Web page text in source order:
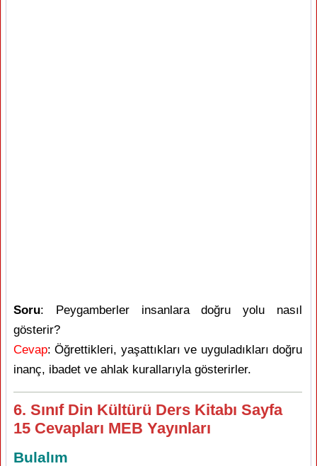
Soru: Peygamberler insanlara doğru yolu nasıl
gösterir?
Cevap: Öğrettikleri, yaşattıkları ve uyguladıkları doğru
inanç, ibadet ve ahlak kurallarıyla gösterirler.
6. Sınıf Din Kültürü Ders Kitabı Sayfa
15 Cevapları MEB Yayınları
Bulalım